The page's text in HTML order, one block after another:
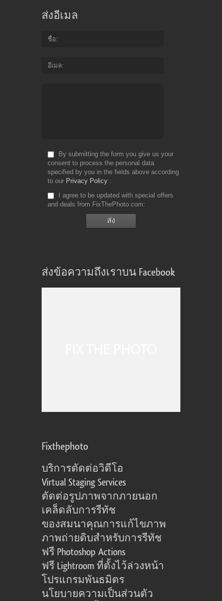
ส่งอีเมล
ชื่อ
อีเมล
By submitting the form you give us your
consent to process the personal data
specified by you in the fields above according
to our Privacy Policy
I agree to be updated with special offers
and deals from FixThePhoto.com
ส่งข้อความถึงเราบน Facebook
Fixthephoto
บริการตัดต่อวิดีโอ
Virtual Staging Services
ตัดต่อรูปภาพจากภายนอก
เคล็ดลับการรีทัช
ของสมนาคุณการแก้ไขภาพ
ภาพถ่ายดิบสำหรับการรีทัช
ฟรี Photoshop Actions
ฟรี Lightroom ที่ตั้งไว้ล่วงหน้า
โปรแกรมพันธมิตร
นโยบายความเป็นส่วนตัว